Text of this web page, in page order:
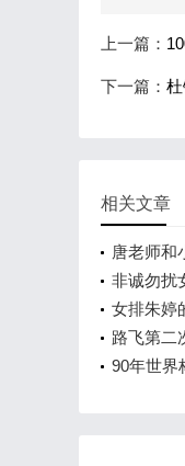
上一篇：
下一篇：
相关文章
唐老师和
非诚勿扰
的？）
女排朱婷
路飞第二
90年世界